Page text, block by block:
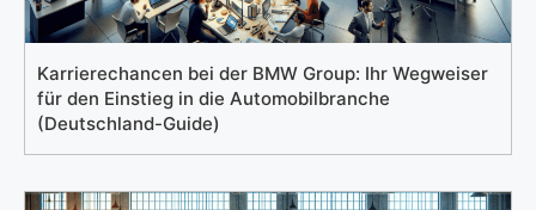
Karrierechancen bei der BMW Group: Ihr Wegweiser
für den Einstieg in die Automobilbranche
(Deutschland-Guide)